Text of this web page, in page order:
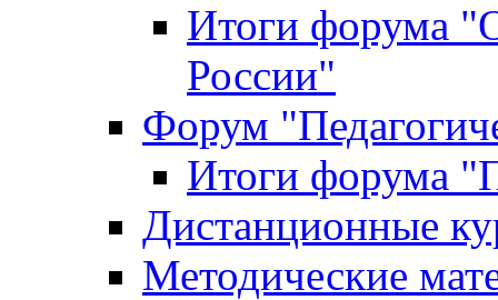
Итоги форума
России"
Форум
Итоги форума
Дистанционные
Методические